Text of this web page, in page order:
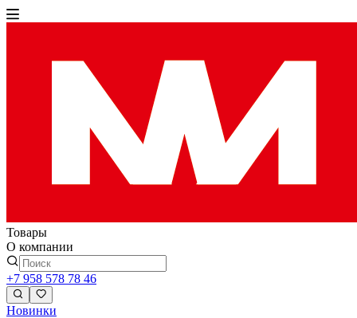
Товары
О компании
+7 958 578 78 46
Новинки